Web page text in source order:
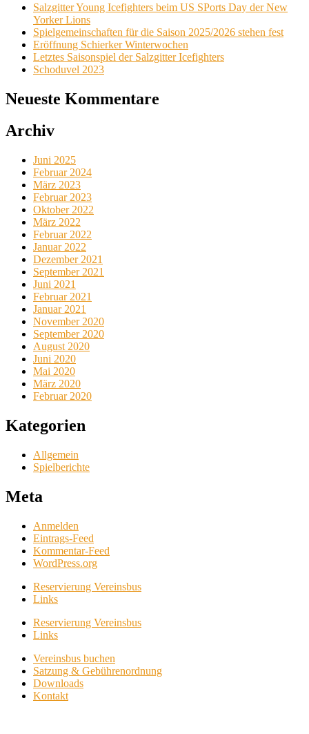
Salzgitter Young Icefighters beim US SPorts Day der New
Yorker Lions
Spielgemeinschaften für die Saison 2025/2026 stehen fest
Eröffnung Schierker Winterwochen
Letztes Saisonspiel der Salzgitter Icefighters
Schoduvel 2023
Neueste Kommentare
Archiv
Juni 2025
Februar 2024
März 2023
Februar 2023
Oktober 2022
März 2022
Februar 2022
Januar 2022
Dezember 2021
September 2021
Juni 2021
Februar 2021
Januar 2021
November 2020
September 2020
August 2020
Juni 2020
Mai 2020
März 2020
Februar 2020
Kategorien
Allgemein
Spielberichte
Meta
Anmelden
Eintrags-Feed
Kommentar-Feed
WordPress.org
Reservierung Vereinsbus
Links
Reservierung Vereinsbus
Links
Vereinsbus buchen
Satzung & Gebührenordnung
Downloads
Kontakt